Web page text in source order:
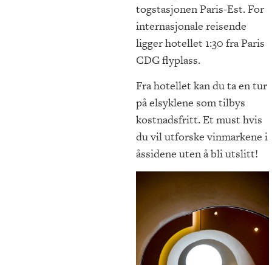
togstasjonen Paris-Est. For
internasjonale reisende
ligger hotellet 1:30 fra Paris
CDG flyplass.
Fra hotellet kan du ta en tur
på elsyklene som tilbys
kostnadsfritt. Et must hvis
du vil utforske vinmarkene i
åssidene uten å bli utslitt!